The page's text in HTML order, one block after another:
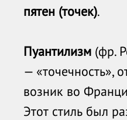
пятен (точек).
Пуантилизм (фр.
— «точечность»,
возник во
Этот стиль был